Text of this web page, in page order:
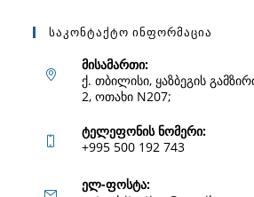
Საკონტაქტო Ინფორმაცია
მისამართი:
ქ. თბილისი, ყაზბეგის
2, ოთახი N207;
ტელეფონის ნომერი:
+995 500 192 743
ელ-ფოსტა: